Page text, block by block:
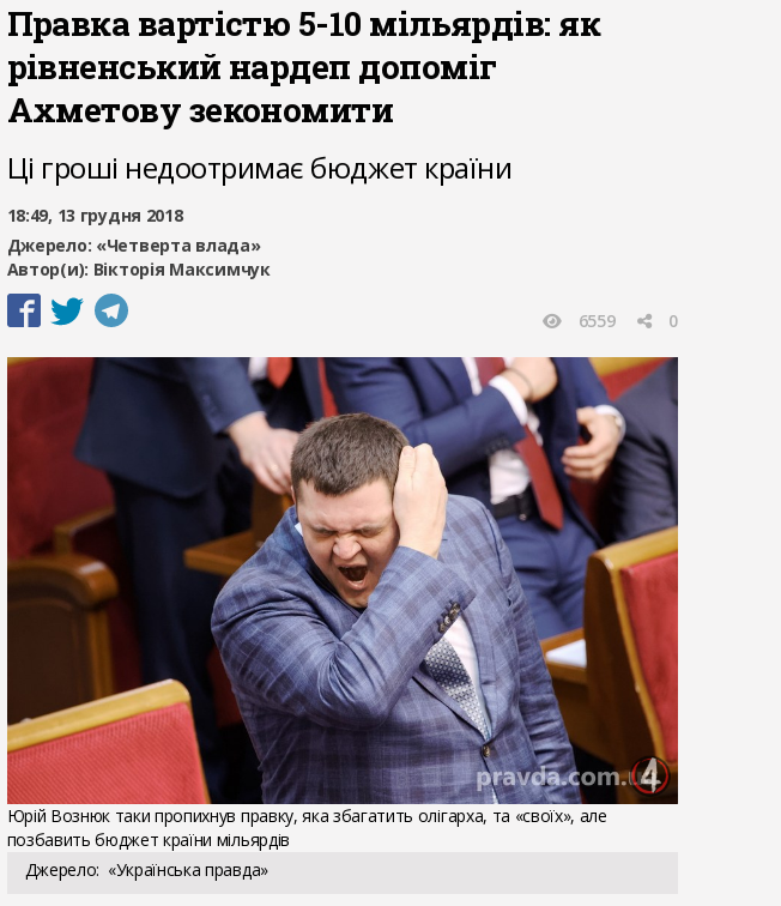
Правка вартістю 5-10 мільярдів: як
рівненський нардеп допоміг
Ахметову зекономити
Ці гроші недоотримає бюджет країни
18:49, 13 грудня 2018
Джерело: «Четверта влада»
Автор(и): Вікторія Максимчук
6559 0
Юрій Вознюк таки пропихнув правку, яка збагатить олігарха, та «своїх», але
позбавить бюджет країни мільярдів
Джерело «Українська правда»